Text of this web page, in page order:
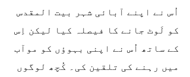
اُس نے اپنے آبائی شہر بیت المقدس
کو لَوٹ جانے کا فیصلہ کیا لیکن اِس
کے ساتھ اُس نے اپنی بہوؤں کو موآب
میں رہنے کی تلقین کی۔ کُچھ لوگوں